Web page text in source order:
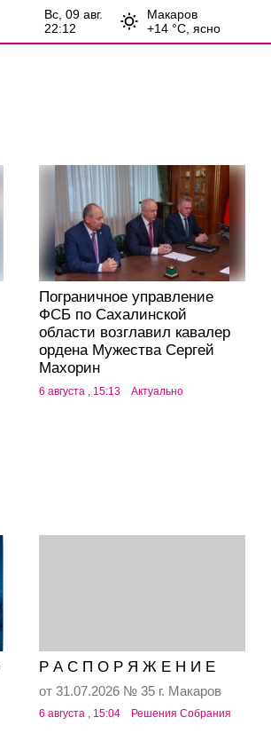
вс, 09 авг.
22:12
Макаров
+14 °С, ясно
Пограничное управление
ФСБ по Сахалинской
области возглавил кавалер
ордена Мужества Сергей
Махорин
6 августа , 15:13 Актуально
Р А С П О Р Я Ж Е Н И Е
от 31.07.2026 № 35 г. Макаров
6 августа , 15:04 Решения Собрания